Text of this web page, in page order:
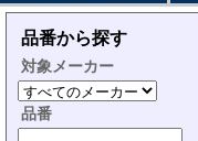
品番から探す
対象メーカー
品番